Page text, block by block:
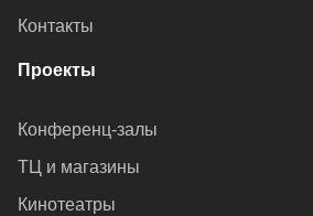
Контакты
Проекты
Конференц-залы
ТЦ и магазины
Кинотеатры